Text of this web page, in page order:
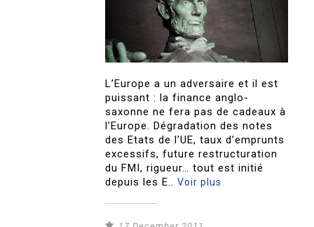
L’Europe a un adversaire et il est
puissant : la finance anglo-
saxonne ne fera pas de cadeaux à
l’Europe. Dégradation des notes
des Etats de l’UE, taux d’emprunts
excessifs, future restructuration
du FMI, rigueur… tout est initié
depuis les E..Voir plus